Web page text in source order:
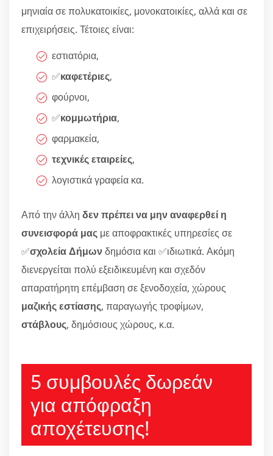
μηνιαία σε πολυκατοικίες, μονοκατοικίες, αλλά και σε
επιχειρήσεις. Τέτοιες είναι:
εστιατόρια,
✅καφετέριες,
φούρνοι,
✅κομμωτήρια,
φαρμακεία,
τεχνικές εταιρείες,
λογιστικά γραφεία κα.
Από την άλλη δεν πρέπει να μην αναφερθεί η
συνεισφορά μας με αποφρακτικές υπηρεσίες σε
✅σχολεία Δήμωνδημόσια και ✅ιδιωτικά. Ακόμη
διενεργείται πολύ εξειδικευμένη και σχεδόν
απαρατήρητη επέμβαση σε ξενοδοχεία, χώρους
μαζικής εστίασης, παραγωγής τροφίμων,
στάβλους, δημόσιους χώρους, κ.α.
5 συμβουλές δωρεάν
για απόφραξη
αποχέτευσης!